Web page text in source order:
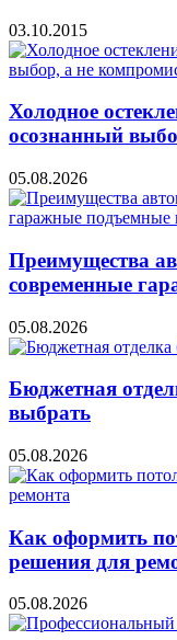
03.10.2015
Холодное
осознанный
05.08.2026
Преимущества
современные
05.08.2026
Бюджетная
выбрать
05.08.2026
Как оформить
решения для
05.08.2026